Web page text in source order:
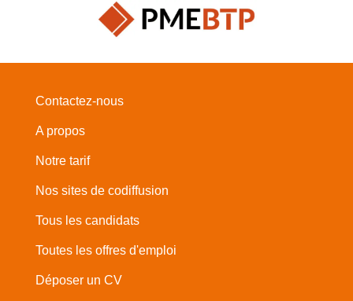
Contactez-nous
A propos
Notre tarif
Nos sites de codiffusion
Tous les candidats
Toutes les offres d'emploi
Déposer un CV